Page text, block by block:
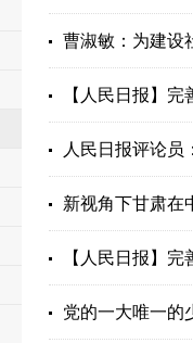
曹淑敏：为建设
【人民日报】
人民日报评论
新视角下甘肃在
【人民日报】
党的一大唯一的